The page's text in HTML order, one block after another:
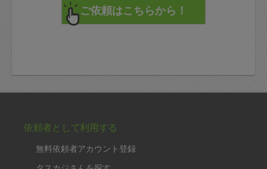
依頼者として利用する
無料依頼者アカウント登録